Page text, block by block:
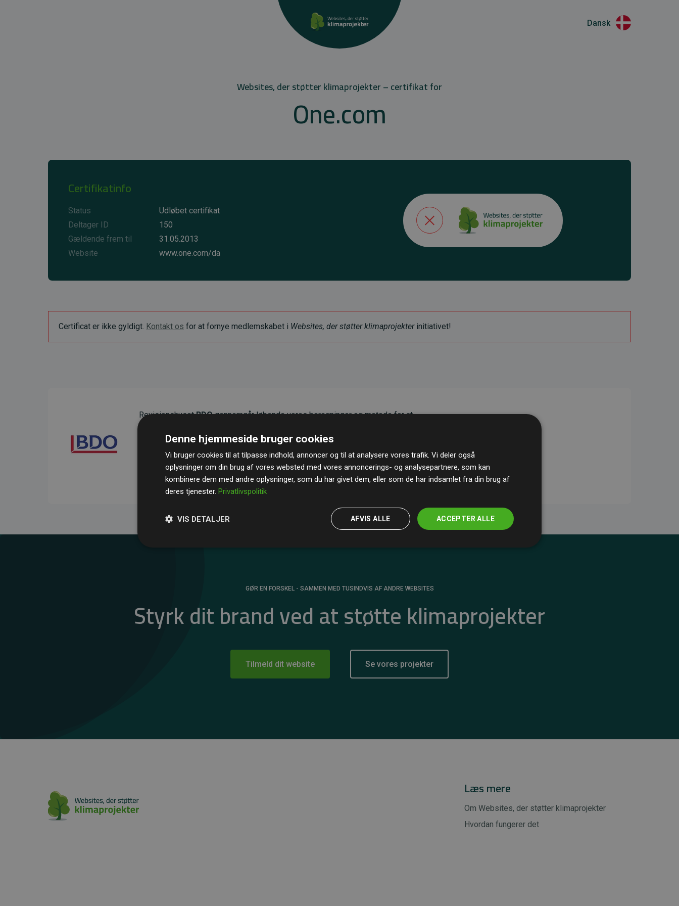
Dansk
Websites, der støtter klimaprojekter – certifikat for
One.com
Certifikatinfo
Status
Udløbet certifikat
Deltager ID
150
Gældende frem til
31.05.2013
Website
www.one.com/da
Certificat er ikke gyldigt. Kontakt os for at fornye medlemskabet i Websites, der støtter klimaprojekterinitiativet!
RevisionshusetBDOgennemgår løbende vores beregninger og metode for at
gennemsnit kompenserer for
200% af medlemmernes websites estimerede
CO₂-udledninger .
GØR EN FORSKEL - SAMMEN MED TUSINDVIS AF ANDRE WEBSITES
Styrk dit brand ved at støtte klimaprojekter
Tilmeld dit website Se vores projekter
Læs mere
Om Websites, der støtter klimaprojekter
Hvordan fungerer det
Denne hjemmeside bruger cookies
Vi bruger cookies til at tilpasse indhold, annoncer og til at analysere vores trafik. Vi deler også
oplysninger om din brug af vores websted med vores annoncerings- og analysepartnere, som kan
kombinere dem med andre oplysninger, som du har givet dem, eller som de har indsamlet fra din brug af
deres tjenester. Privatlivspolitik
ACCEPTER ALLE
AFVIS ALLE
VIS DETALJER